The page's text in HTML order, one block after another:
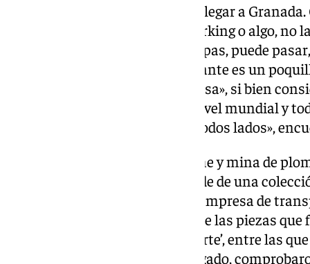
«Es que echas diez minutos en llegar a
Y la furgoneta la dejas en un parking o algo, no
dices que llevas cartuchos de pipas, puede
calle con un cuadro tan importante es un
que en el municipio «hay sorpresa», si bien
«Nos está dando publicidad a nivel mundial y
comunicación de Francia y de todos lados»,
El cuadro es una obra de gouache y mina de
de 12,7 x 9,8 centímetros. Procede de una
pasado viernes 3 de octubre, la empresa de
hizo entrega a las 10.00 horas de las piezas
‘Bodegón. La eternidad de lo inerte’, entre las
Sin embargo, al revisar lo entregado,